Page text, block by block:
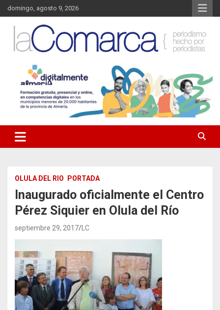
Saltar
al
contenido
domingo, agosto 9, 2026
La Comarca – Noticias del
Almanzora
Almanzora y sus localidades.
OLULA DEL RIO PORTADA
Inaugurado oficialmente el Centro
Pérez Siquier en Olula del Río
septiembre 29, 2017 LC